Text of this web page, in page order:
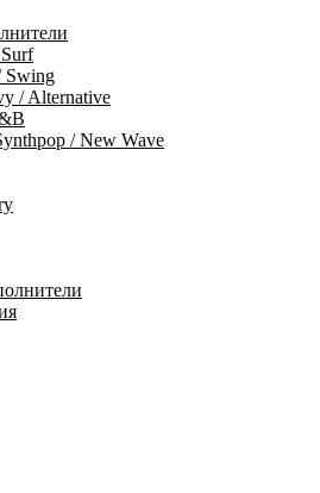
Swing
/ Alternative
/ New Wave